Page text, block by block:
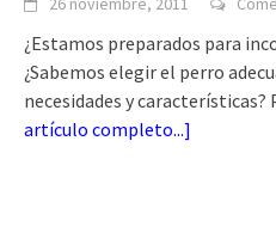
¿Estamos preparados para
¿Sabemos elegir el perro
necesidades y características?
artículo completo...]